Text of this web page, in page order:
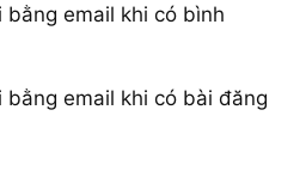
email khi có bình
email khi có bài đăng